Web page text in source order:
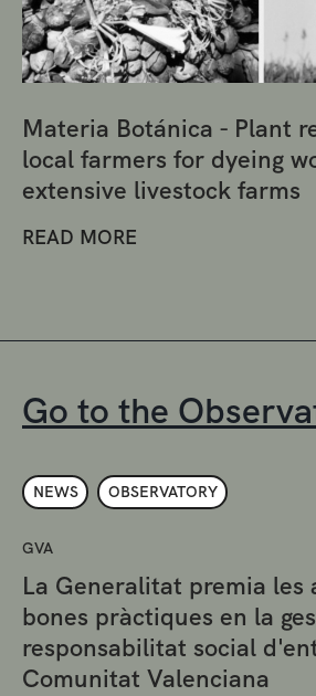
Materia Botánica - Plant
local farmers for dyeing
extensive livestock farms
READ MORE
Go to the
NEWS OBSERVATORY
GVA
La Generalitat premia les
bones pràctiques en la
responsabilitat social
Comunitat Valenciana